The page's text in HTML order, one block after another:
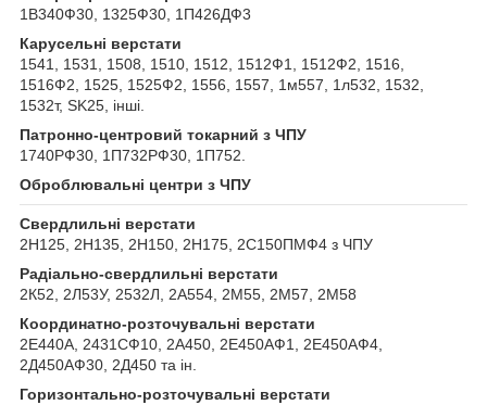
1В340Ф30, 1325Ф30, 1П426ДФ3
Карусельні верстати
1541, 1531, 1508, 1510, 1512, 1512Ф1, 1512Ф2, 1516,
1516Ф2, 1525, 1525Ф2, 1556, 1557, 1м557, 1л532, 1532,
1532т, SK25, інші.
Патронно-центровий токарний з ЧПУ
1740РФ30, 1П732РФ30, 1П752.
Оброблювальні центри з ЧПУ
Свердлильні верстати
2Н125, 2Н135, 2Н150, 2Н175, 2С150ПМФ4 з ЧПУ
Радіально-свердлильні верстати
2К52, 2Л53У, 2532Л, 2А554, 2М55, 2М57, 2М58
Координатно-розточувальні верстати
2Е440А, 2431СФ10, 2А450, 2Е450АФ1, 2Е450АФ4,
2Д450АФ30, 2Д450 та ін.
Горизонтально-розточувальні верстати